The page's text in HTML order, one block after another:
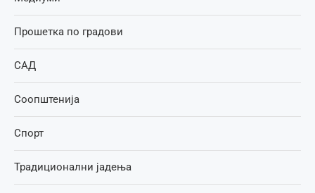
Прошетка по градови
САД
Соопштенија
Спорт
Традиционални јадења